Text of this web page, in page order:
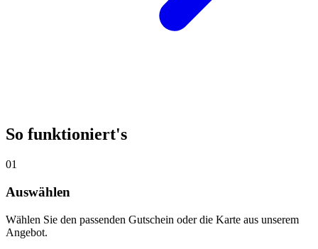
So funktioniert's
01
Auswählen
Wählen Sie den passenden Gutschein oder die Karte aus unserem
Angebot.